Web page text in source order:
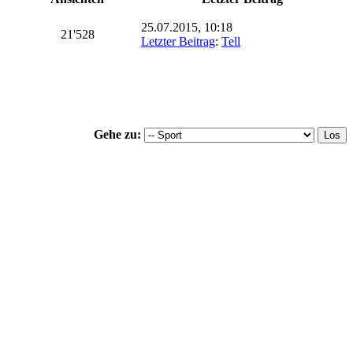
21'528
25.07.2015, 10:18
Letzter Beitrag: Tell
Gehe zu: